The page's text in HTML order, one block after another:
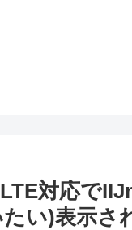
対応で
い)表示さ